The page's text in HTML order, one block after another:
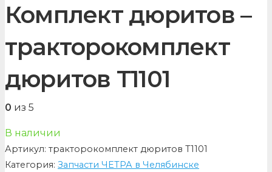
Комплект дюритов –
тракторокомплект
дюритов Т1101
0 из 5
В наличии
Артикул: тракторокомплект дюритов Т1101
Категория: Запчасти ЧЕТРА в Челябинске